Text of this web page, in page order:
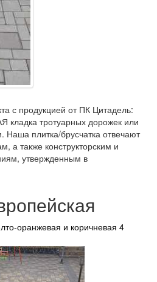
с продукцией от ПК Цитадель:
тротуарных дорожек или
плитка/брусчатка отвечают
а также конструкторским и
утвержденным в
оранжевая и коричневая 4